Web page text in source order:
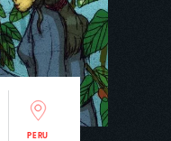
PERU